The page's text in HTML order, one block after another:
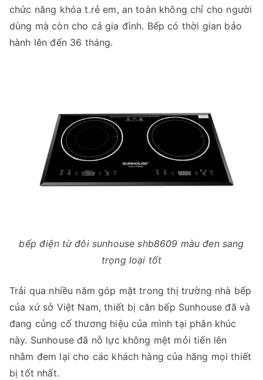
chức năng khóa t.rẻ em, an toàn không chỉ cho người
dùng mà còn cho cả gia đình. Bếp có thời gian bảo
hành lên đến 36 tháng.
bếp điện từ đôi sunhouse shb8609 màu đen sang
trọng loại tốt
Trải qua nhiều năm góp mặt trong thị trường nhà bếp
của xứ sở Việt Nam, thiết bị căn bếp Sunhouse đã và
đang củng cố thương hiệu của mình tại phân khúc
này. Sunhouse đã nỗ lực không mệt mỏi tiến lên
nhằm đem lại cho các khách hàng của hãng mọi thiết
bị tốt nhất.